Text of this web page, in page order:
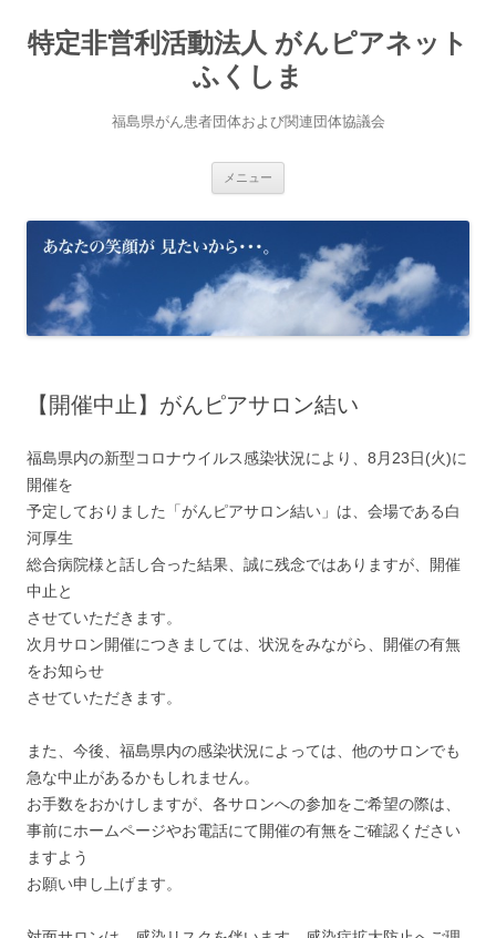
テ
ン
特定非営利活動法人 がんピアネット
ふくしま
福島県がん患者団体および関連団体協議会
メニュー
【開催中止】がんピアサロン結い
福島県内の新型コロナウイルス感染状況により、8月23日(火)に
開催を
予定しておりました「がんピアサロン結い」は、会場である白
河厚生
総合病院様と話し合った結果、誠に残念ではありますが、開催
中止と
させていただきます。
次月サロン開催につきましては、状況をみながら、開催の有無
をお知らせ
させていただきます。
また、今後、福島県内の感染状況によっては、他のサロンでも
急な中止があるかもしれません。
お手数をおかけしますが、各サロンへの参加をご希望の際は、
事前にホームページやお電話にて開催の有無をご確認ください
ますよう
お願い申し上げます。